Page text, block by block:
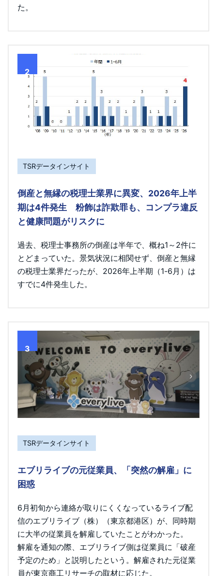
た。
2
TSRデータインサイト
倒産と無縁の税理士業界に異変、2026年上半
期は4件発生 粉飾は詐欺罪も、コンプラ違反
と健康問題がリスクに
過去、税理士事務所の倒産は半年で、概ね1～2件に
とどまっていた。景気状況に相関せず、倒産と無縁
の税理士業界だったが、2026年上半期（1-6月）は
すでに4件発生した。
3
TSRデータインサイト
エブリライブの元従業員、「突然の解雇」に
困惑
6月初旬から連絡が取りにくくなっているライブ配
信のエブリライブ（株）（東京都港区）が、同時期
に大半の従業員を解雇していたことがわかった。
解雇を通知の際、エブリライブ側は従業員に「破産
予定のため」と説明したという。解雇された元従業
員が東京商工リサーチの取材に応じた。